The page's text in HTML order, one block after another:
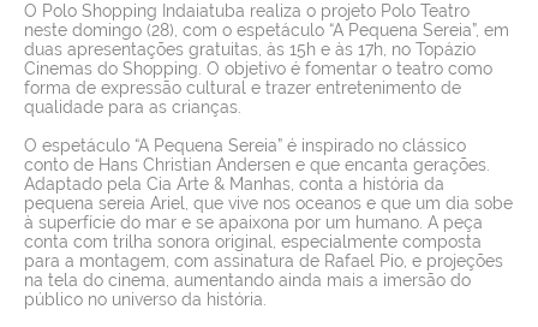
O Polo Shopping Indaiatuba realiza o projeto Polo Teatro
neste domingo (28), com o espetáculo “A Pequena Sereia”, em
duas apresentações gratuitas, às 15h e às 17h, no Topázio
Cinemas do Shopping. O objetivo é fomentar o teatro como
forma de expressão cultural e trazer entretenimento de
qualidade para as crianças.
O espetáculo “A Pequena Sereia” é inspirado no clássico
conto de Hans Christian Andersen e que encanta gerações.
Adaptado pela Cia Arte & Manhas, conta a história da
pequena sereia Ariel, que vive nos oceanos e que um dia sobe
à superfície do mar e se apaixona por um humano. A peça
conta com trilha sonora original, especialmente composta
para a montagem, com assinatura de Rafael Pio, e projeções
na tela do cinema, aumentando ainda mais a imersão do
público no universo da história.